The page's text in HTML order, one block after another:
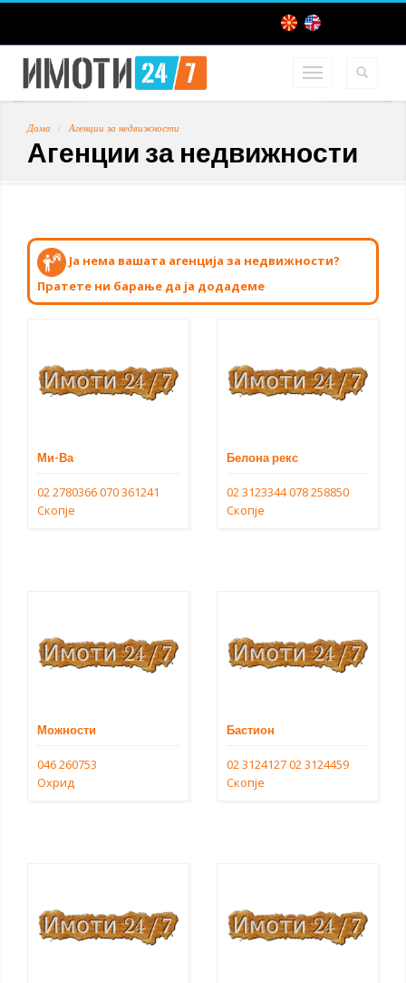
Дома Агенции за недвижности
Агенции за недвижности
Ја нема вашата агенција за недвижности?
Пратете ни барање да ја додадеме
Ми-Ва
02 2780366070 361241
Скопје
Белона рекс
02 3123344078 258850
Скопје
Можности
046 260753
Охрид
Бастион
02 312412702 3124459
Скопје